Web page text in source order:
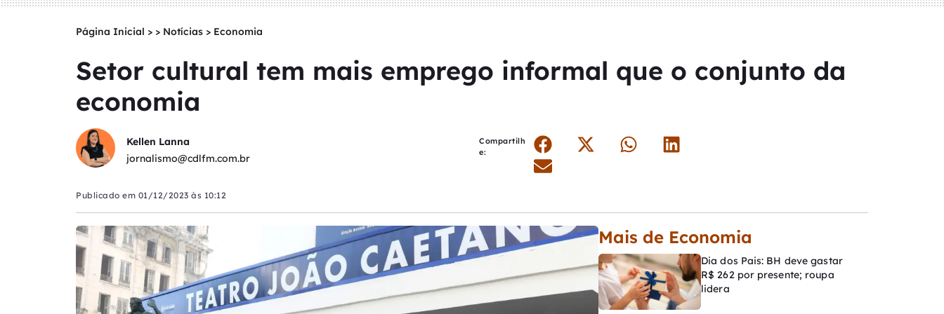
Página Inicial > Notícias > Economia
Setor cultural tem mais emprego informal que o conjunto da
economia
Kellen Lanna
jornalismo@cdlfm.com.br
Compartilh
e:
Publicado em 01/12/2023 às 10:12
Mais de Economia
Dia dos Pais: BH deve gastar
R$ 262 por presente; roupa
lidera